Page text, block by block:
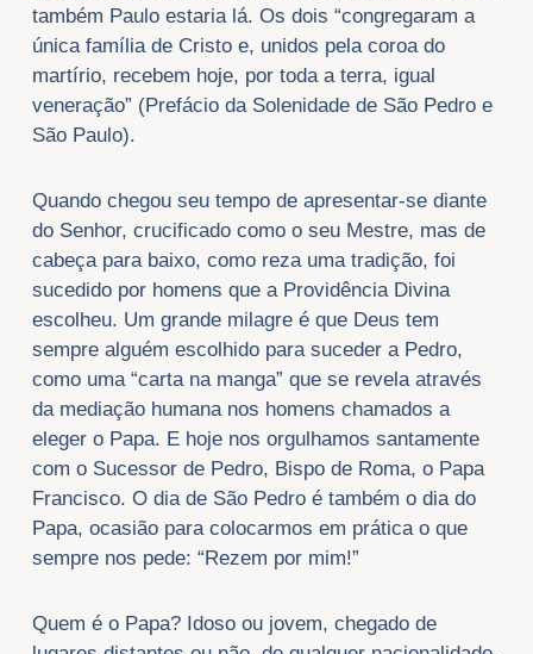
também Paulo estaria lá. Os dois “congregaram a
única família de Cristo e, unidos pela coroa do
martírio, recebem hoje, por toda a terra, igual
veneração” (Prefácio da Solenidade de São Pedro e
São Paulo).
Quando chegou seu tempo de apresentar-se diante
do Senhor, crucificado como o seu Mestre, mas de
cabeça para baixo, como reza uma tradição, foi
sucedido por homens que a Providência Divina
escolheu. Um grande milagre é que Deus tem
sempre alguém escolhido para suceder a Pedro,
como uma “carta na manga” que se revela através
da mediação humana nos homens chamados a
eleger o Papa. E hoje nos orgulhamos santamente
com o Sucessor de Pedro, Bispo de Roma, o Papa
Francisco. O dia de São Pedro é também o dia do
Papa, ocasião para colocarmos em prática o que
sempre nos pede: “Rezem por mim!”
Quem é o Papa? Idoso ou jovem, chegado de